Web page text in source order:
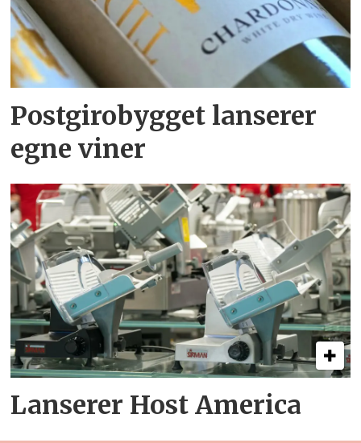
Postgirobygget lanserer
egne viner
Lanserer Host America